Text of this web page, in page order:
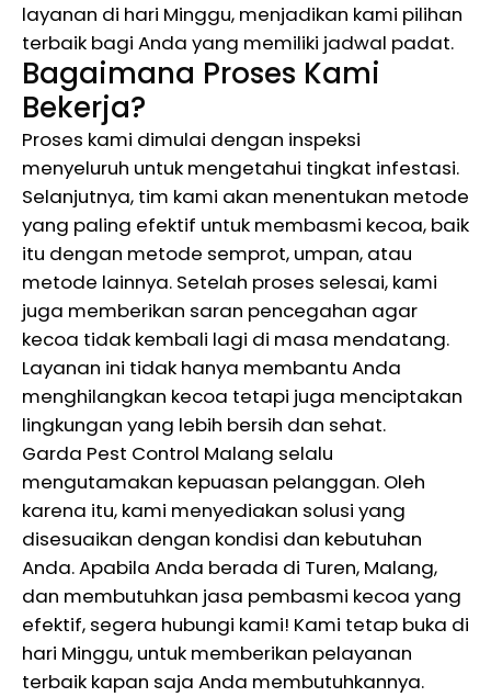
layanan di hari Minggu, menjadikan kami pilihan
terbaik bagi Anda yang memiliki jadwal padat.
Bagaimana Proses Kami
Bekerja?
Proses kami dimulai dengan inspeksi
menyeluruh untuk mengetahui tingkat infestasi.
Selanjutnya, tim kami akan menentukan metode
yang paling efektif untuk membasmi kecoa, baik
itu dengan metode semprot, umpan, atau
metode lainnya. Setelah proses selesai, kami
juga memberikan saran pencegahan agar
kecoa tidak kembali lagi di masa mendatang.
Layanan ini tidak hanya membantu Anda
menghilangkan kecoa tetapi juga menciptakan
lingkungan yang lebih bersih dan sehat.
Garda Pest Control Malang selalu
mengutamakan kepuasan pelanggan. Oleh
karena itu, kami menyediakan solusi yang
disesuaikan dengan kondisi dan kebutuhan
Anda. Apabila Anda berada di Turen, Malang,
dan membutuhkan jasa pembasmi kecoa yang
efektif, segera hubungi kami! Kami tetap buka di
hari Minggu, untuk memberikan pelayanan
terbaik kapan saja Anda membutuhkannya.